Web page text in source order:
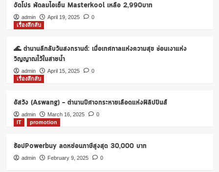
จัดโปร พัดลมไอเย็น Masterkool เหลือ 2,990บาท
admin April 19, 2025
0
เรื่องลึกลับ
🌊 ตำนานลึกลับวันสงกรานต์: เมื่อเทศกาลแห่งความสุข ซ่อนเงาแห่ง
วิญญาณไว้ในสายน้ำ
admin April 15, 2025
0
เรื่องลึกลับ
อัสวัง (Aswang) – ตำนานปีศาจกระหายเลือดแห่งฟิลิปปินส์
admin March 16, 2025
0
IT
promotion
ช้อปPowerbuy ลดหย่อนภาษีสูงสุด 30,000 บาท
admin February 9, 2025 0